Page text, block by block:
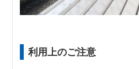
利用上のご注意